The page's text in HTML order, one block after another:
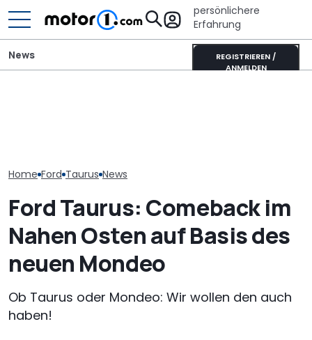
persönlichere
Erfahrung
REGISTRIEREN /
ANMELDEN
News
Home Ford Taurus News
Ford Taurus: Comeback im
Nahen Osten auf Basis des
neuen Mondeo
Ob Taurus oder Mondeo: Wir wollen den auch
haben!